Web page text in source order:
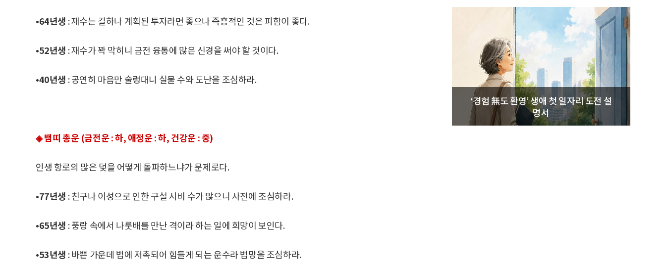
•64년생 : 재수는 길하나 계획된 투자라면 좋으나 즉흥적인 것은 피함이 좋다.
•52년생 : 재수가 꽉 막히니 금전 융통에 많은 신경을 써야 할 것이다.
•40년생 : 공연히 마음만 술렁대니 실물 수와 도난을 조심하라.
◈ 뱀띠 총운 (금전운 : 하, 애정운 : 하, 건강운 : 중)
인생 항로의 많은 덫을 어떻게 돌파하느냐가 문제로다.
•77년생 : 친구나 이성으로 인한 구설 시비 수가 많으니 사전에 조심하라.
•65년생 : 풍랑 속에서 나룻배를 만난 격이라 하는 일에 희망이 보인다.
•53년생 : 바쁜 가운데 법에 저촉되어 힘들게 되는 운수라 법망을 조심하라.
‘경험 無도 환영’ 생애 첫 일자리 도전 설
명서